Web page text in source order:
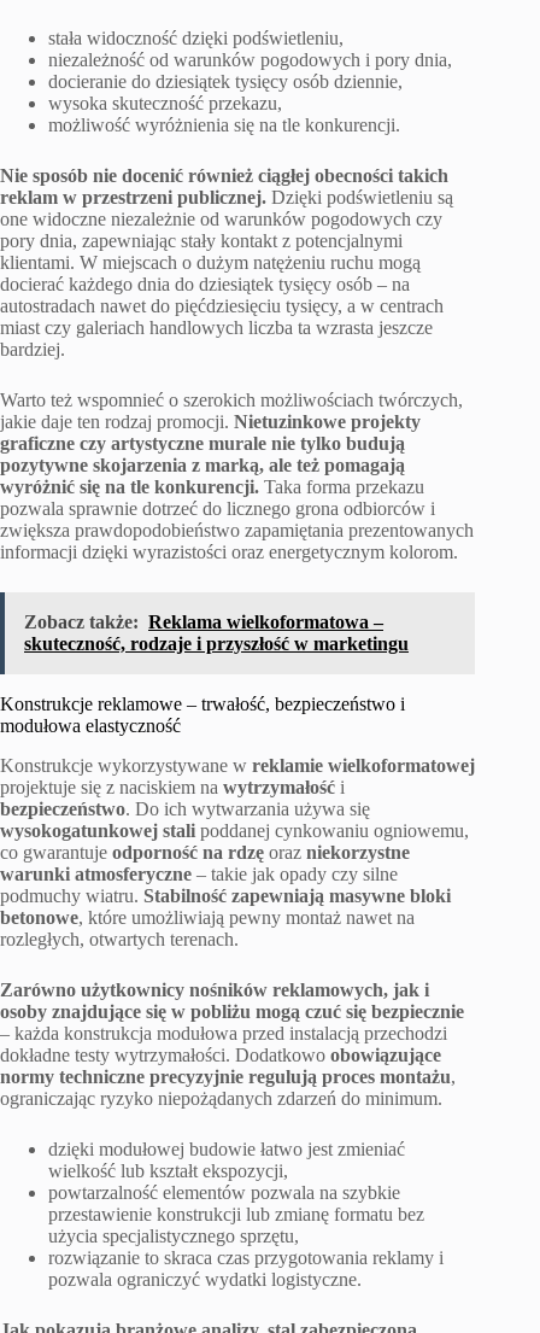
stała widoczność dzięki podświetleniu,
niezależność od warunków pogodowych i pory dnia,
docieranie do dziesiątek tysięcy osób dziennie,
wysoka skuteczność przekazu,
możliwość wyróżnienia się na tle konkurencji.
Nie sposób nie docenić również ciągłej obecności takich
reklam w przestrzeni publicznej. Dzięki podświetleniu są
one widoczne niezależnie od warunków pogodowych czy
pory dnia, zapewniając stały kontakt z potencjalnymi
klientami. W miejscach o dużym natężeniu ruchu mogą
docierać każdego dnia do dziesiątek tysięcy osób – na
autostradach nawet do pięćdziesięciu tysięcy, a w centrach
miast czy galeriach handlowych liczba ta wzrasta jeszcze
bardziej.
Warto też wspomnieć o szerokich możliwościach twórczych,
jakie daje ten rodzaj promocji. Nietuzinkowe projekty
graficzne czy artystyczne murale nie tylko budują
pozytywne skojarzenia z marką, ale też pomagają
wyróżnić się na tle konkurencji. Taka forma przekazu
pozwala sprawnie dotrzeć do licznego grona odbiorców i
zwiększa prawdopodobieństwo zapamiętania prezentowanych
informacji dzięki wyrazistości oraz energetycznym kolorom.
Zobacz także: Reklama wielkoformatowa –
skuteczność, rodzaje i przyszłość w marketingu
Konstrukcje reklamowe – trwałość, bezpieczeństwo i
modułowa elastyczność
Konstrukcje wykorzystywane w reklamie wielkoformatowej
projektuje się z naciskiem na wytrzymałość i
bezpieczeństwo. Do ich wytwarzania używa się
wysokogatunkowej stali poddanej cynkowaniu ogniowemu,
co gwarantuje odporność na rdzę oraz niekorzystne
warunki atmosferyczne – takie jak opady czy silne
podmuchy wiatru. Stabilność zapewniają masywne bloki
betonowe, które umożliwiają pewny montaż nawet na
rozległych, otwartych terenach.
Zarówno użytkownicy nośników reklamowych, jak i
osoby znajdujące się w pobliżu mogą czuć się bezpiecznie
– każda konstrukcja modułowa przed instalacją przechodzi
dokładne testy wytrzymałości. Dodatkowo obowiązujące
normy techniczne precyzyjnie regulują proces montażu,
ograniczając ryzyko niepożądanych zdarzeń do minimum.
dzięki modułowej budowie łatwo jest zmieniać
wielkość lub kształt ekspozycji,
powtarzalność elementów pozwala na szybkie
przestawienie konstrukcji lub zmianę formatu bez
użycia specjalistycznego sprzętu,
rozwiązanie to skraca czas przygotowania reklamy i
pozwala ograniczyć wydatki logistyczne.